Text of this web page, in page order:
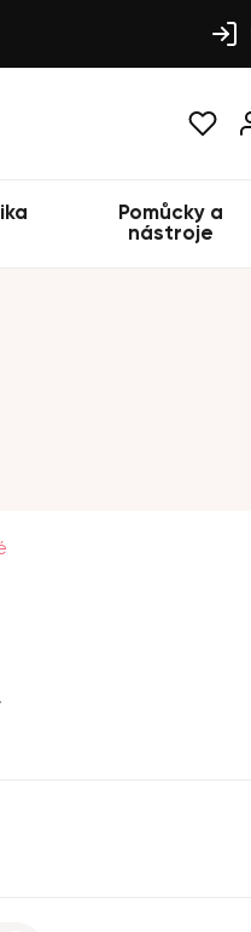
Pomůcky a
nástroje